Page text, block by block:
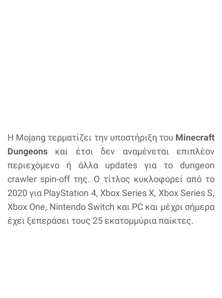
Η Mojang τερματίζει την υποστήριξη του Minecraft
Dungeons και έτσι δεν αναμένεται επιπλέον
περιεχόμενο ή άλλα updates για το dungeon
crawler spin-off της. Ο τίτλος κυκλοφορεί από το
2020 για PlayStation 4, Xbox Series X, Xbox Series S,
Xbox One, Nintendo Switch και PC και μέχρι σήμερα
έχει ξεπεράσει τους 25 εκατομμύρια παίκτες.